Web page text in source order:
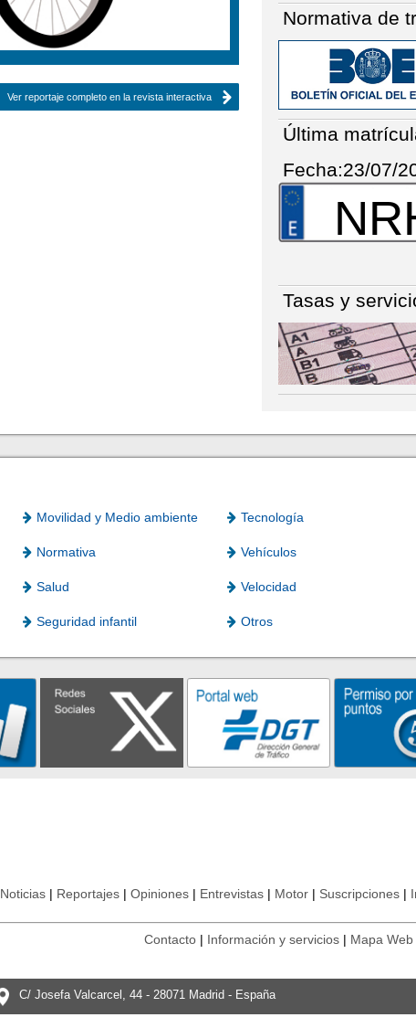
Ver reportaje completo en la revista interactiva
Normativa de
Última
Fecha:23/07/
Tasas y
Movilidad y Medio ambiente Tecnología
Normativa Vehículos
Salud Velocidad
Seguridad infantil Otros
Noticias Reportajes Opiniones Entrevistas Motor Suscripciones
Contacto Información y servicios Mapa Web
C/ Josefa Valcarcel, 44 - 28071 Madrid - España